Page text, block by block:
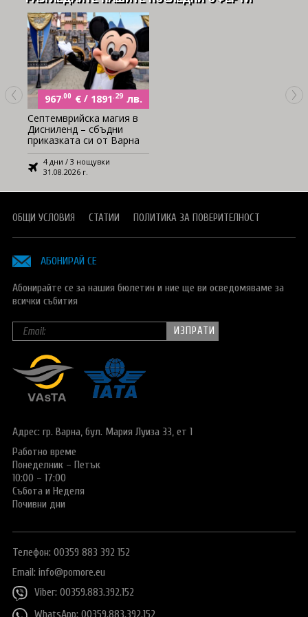
967.00 €/ 1891.29 лв.
Септемврийска магия в
Дисниленд – сбъдни
приказката си от Варна
4 дни / 3 нощувки
31.08.2026 г.
ОБЩИ УСЛОВИЯ СТАТИИ ПОЛИТИКА ЗА ПОВЕРИТЕЛНОСТ
АБОНИРАЙ СЕ
Абонирайте се за нашия бюлетин и ние ще ви осведомяваме за
всички събития
Адрес: гр. Варна, бул. Мария Луиза 33, ет 1
Работно време
Понеделник – Петък
10:00 – 17:00
Събота и Неделя
Почивни дни
Телефон: 00359 883 392 152
Email: info@pomore.eu
Viber: 00359.883.392.152
WhatsApp: 00359.883.392.152